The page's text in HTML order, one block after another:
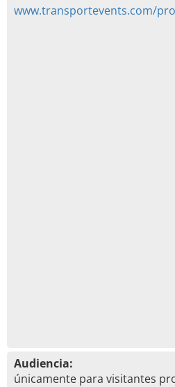
www.transportevents.com/
Audiencia:
únicamente para visitantes